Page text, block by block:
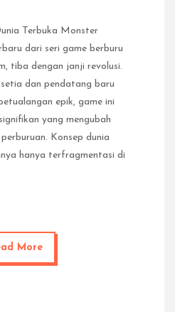
Terbuka Monster
dari seri game berburu
tiba dengan janji revolusi.
dan pendatang baru
epik, game ini
yang mengubah
Konsep dunia
hanya terfragmentasi di
More